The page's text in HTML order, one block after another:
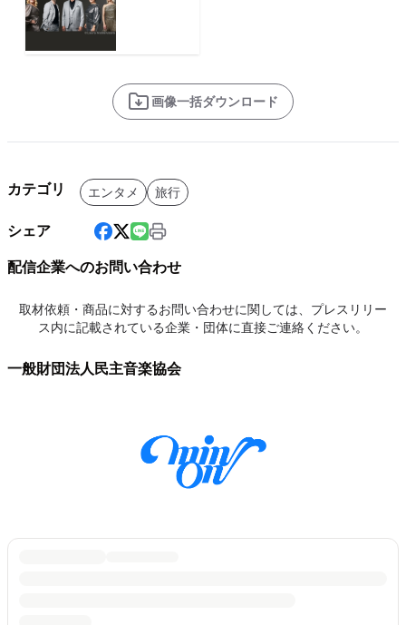
画像一括ダウンロード
カテゴリ エンタメ 旅行
シェア
配信企業へのお問い合わせ
取材依頼・商品に対するお問い合わせに関しては、プレスリリー
ス内に記載されている企業・団体に直接ご連絡ください。
一般財団法人民主音楽協会